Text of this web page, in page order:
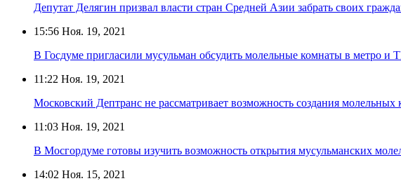
Депутат Делягин призвал власти стран Средней Азии забрать своих
15:56 Ноя. 19, 2021
В Госдуме пригласили мусульман обсудить молельные комнаты в метро и
11:22 Ноя. 19, 2021
Московский Дептранс не рассматривает возможность создания молельных
11:03 Ноя. 19, 2021
В Мосгордуме готовы изучить возможность открытия мусульманских
14:02 Ноя. 15, 2021